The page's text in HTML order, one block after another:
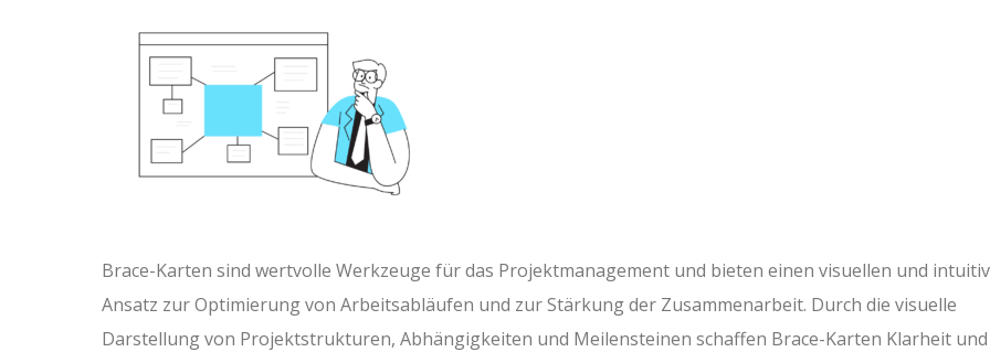
Brace-Karten sind wertvolle Werkzeuge für das Projektmanagement und bieten einen visuellen und
Ansatz zur Optimierung von Arbeitsabläufen und zur Stärkung der Zusammenarbeit. Durch die visuelle
Darstellung von Projektstrukturen, Abhängigkeiten und Meilensteinen schaffen Brace-Karten Klarheit und